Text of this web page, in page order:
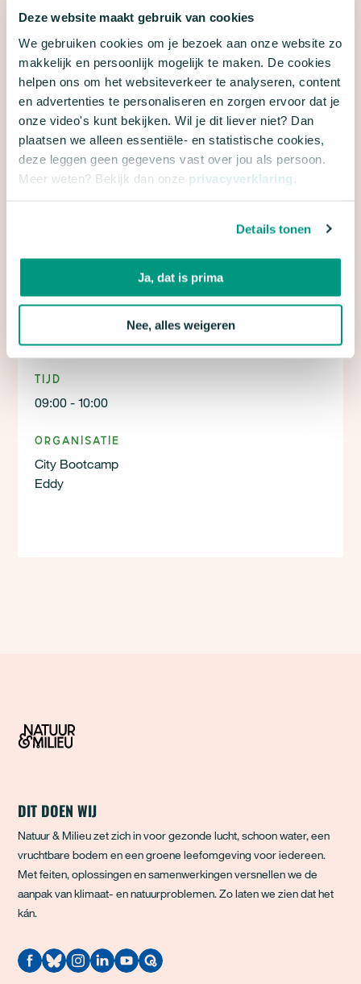
Deze website maakt gebruik van cookies
We gebruiken cookies om je bezoek aan onze website zo
makkelijk en persoonlijk mogelijk te maken. De cookies
helpen ons om het websiteverkeer te analyseren, content
en advertenties te personaliseren en zorgen ervoor dat je
onze video's kunt bekijken. Wil je dit liever niet? Dan
plaatsen we alleen essentiële- en statistische cookies,
deze leggen geen gegevens vast over jou als persoon.
Meer weten? Bekijk dan onze privacyverklaring
Details tonen
Ja, dat is prima
Nee, alles weigeren
Met dit formulier meld je je aan voor e-mailupdates
over de campagne 24 uur voor de stadsnatuur van
Natuur & Milieu. We gaan natuurlijk zorgvuldig om
met je gegevens. Meer hierover lees je in onze
privacyverklaringenalgemene voorwaarden.
We verzamelen bij de fietsenstalling naast Anafora.
Tijd
09:00 - 10:00
Organisatie
City Bootcamp
Eddy
DIT DOEN WIJ
Natuur & Milieu zet zich in voor gezonde lucht, schoon water, een
vruchtbare bodem en een groene leefomgeving voor iedereen.
Met feiten, oplossingen en samenwerkingen versnellen we de
aanpak van klimaat- en natuurproblemen. Zo laten we zien dat het
kán.
Quodari